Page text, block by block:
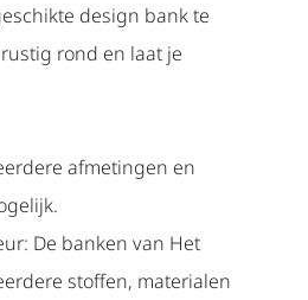
design bank te
rond en laat je
afmetingen en
De banken van Het
stoffen, materialen